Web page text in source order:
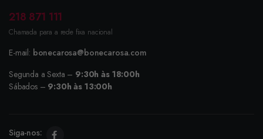
218 871 111
Chamada para a rede fixa nacional
E-mail: bonecarosa@bonecarosa.com
Segunda a Sexta – 9:30h às 18:00h
Sábados – 9:30h às 13:00h
Siga-nos: